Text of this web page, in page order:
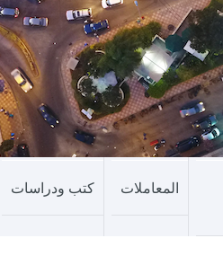
المعاملات كتب ودراسات